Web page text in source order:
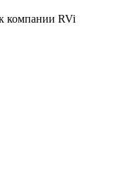
компании RVi